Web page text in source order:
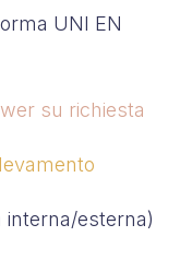
UNI EN
su richiesta
interna/esterna)